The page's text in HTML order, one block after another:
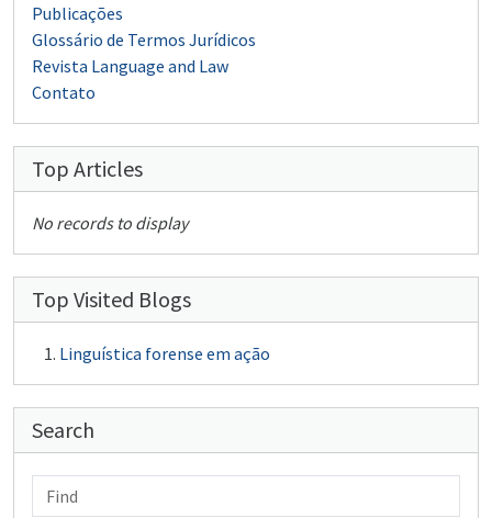
Publicações
Glossário de Termos Jurídicos
Revista Language and Law
Contato
Top Articles
No records to display
Top Visited Blogs
Linguística forense em ação
Search